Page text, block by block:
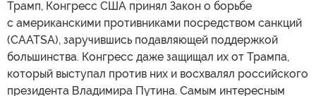
Трамп, Конгресс США принял Закон о борьбе
с американскими противниками посредством санкций
(CAATSA), заручившись подавляющей поддержкой
большинства. Конгресс даже защищал их от Трампа,
который выступал против них и восхвалял российского
президента Владимира Путина. Самым интересным